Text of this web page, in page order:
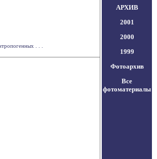
. . .
АРХИВ
2001
2000
1999
Фотоархив
Все
фотоматериалы